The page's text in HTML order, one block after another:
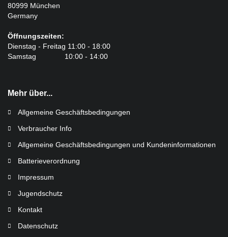
80999 München
Germany
Öffnungszeiten:
Dienstag - Freitag 11:00 - 18:00
Samstag 10:00 - 14:00
Mehr über...
Allgemeine Geschäftsbedingungen
Verbraucher Info
Allgemeine Geschäftsbedingungen und Kundeninformationen
Batterieverordnung
Impressum
Jugendschutz
Kontakt
Datenschutz